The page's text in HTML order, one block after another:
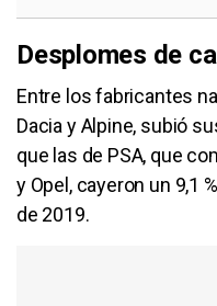
Desplomes de
Entre los fabricantes
Dacia y Alpine, subió
que las de PSA, que
y Opel, cayeron un 9,1
de 2019.